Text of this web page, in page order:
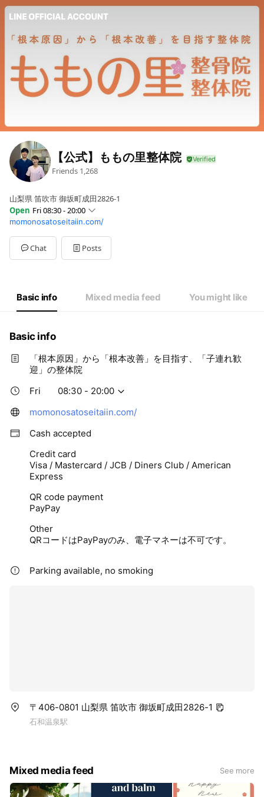
【公式】ももの里整体院
Friends 1,268
山梨県 笛吹市 御坂町成田2826-1
Open Fri 08:30 - 20:00
SunClosed
Mon08:30 - 21:00
Tue08:30 - 20:00
Wed08:30 - 17:00
08:30 - 16:00
momonosatoseitaiin.com/
Chat Posts
Basic info Mixed media feed You might like
Basic info
「根本原因」から「根本改善」を目指す、「子連れ歓
迎」の整体院
Fri
08:30 - 20:00
momonosatoseitaiin.com/
Cash accepted
Credit card
Visa / Mastercard / JCB / Diners Club / American
Express
QR code payment
PayPay
Other
QRコードはPayPayのみ、電子マネーは不可です。
Parking available, no smoking
〒406-0801 山梨県 笛吹市 御坂町成田2826-1
石和温泉駅
Mixed media feed See more